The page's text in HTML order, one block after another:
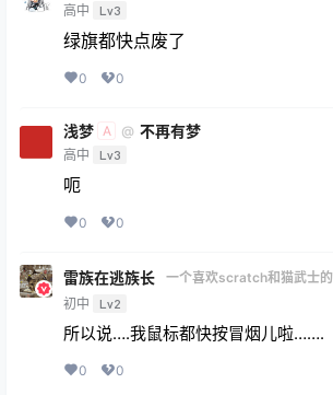
高中
Lv3
绿旗都快点废了
0 0
浅梦 A @ 不再有梦
高中 Lv3
呃
0 0
雷族在逃族长
一个喜欢scratch和猫武士的
初中 Lv2
所以说….我鼠标都快按冒烟儿啦…….
0 0